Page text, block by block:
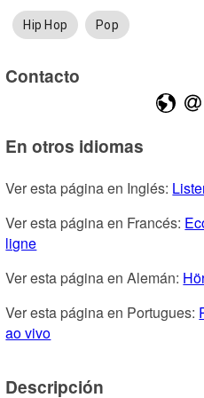
Hip Hop Pop
Contacto
En otros idiomas
Ver esta página en Inglés:
Ver esta página en Francés:
ligne
Ver esta página en Alemán:
Ver esta página en Portugues:
ao vivo
Descripción